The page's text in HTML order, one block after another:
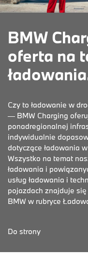
BMW
oferta na
Czy to ładowanie w
— BMW Charging
ponadregionalnej
indywidualnie
dotyczące ładowania
Wszystko na temat
ładowania i
usług ładowania i
pojazdach znajduje
BMW w rubryce
Do strony